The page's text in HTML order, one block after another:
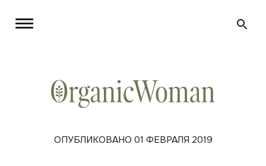
ОПУБЛИКОВАНО 01 ФЕВРАЛЯ 2019